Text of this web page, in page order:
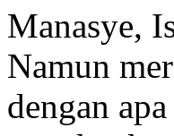
Manasye,
Namun
dengan